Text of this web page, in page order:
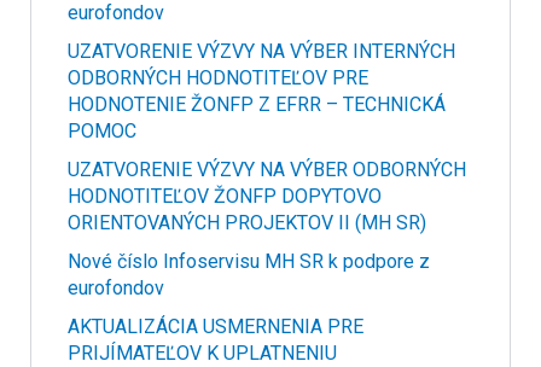
eurofondov
UZATVORENIE VÝZVY NA VÝBER INTERNÝCH
ODBORNÝCH HODNOTITEĽOV PRE
HODNOTENIE ŽONFP Z EFRR – TECHNICKÁ
POMOC
UZATVORENIE VÝZVY NA VÝBER ODBORNÝCH
HODNOTITEĽOV ŽONFP DOPYTOVO
ORIENTOVANÝCH PROJEKTOV II (MH SR)
Nové číslo Infoservisu MH SR k podpore z
eurofondov
AKTUALIZÁCIA USMERNENIA PRE
PRIJÍMATEĽOV K UPLATNENIU